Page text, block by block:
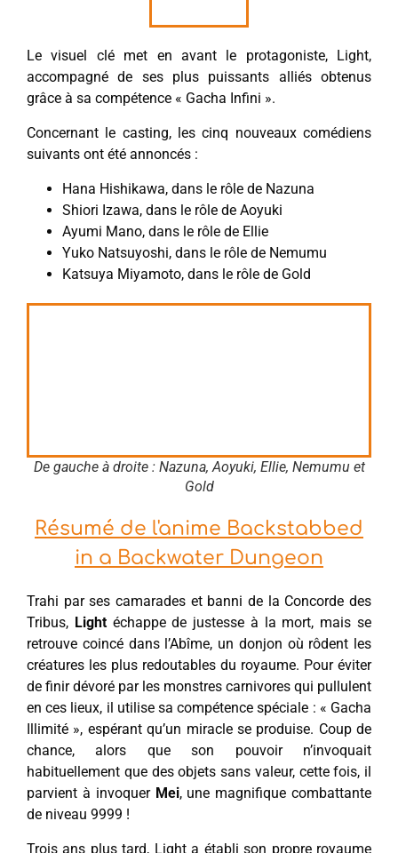
Le visuel clé met en avant le protagoniste, Light,
accompagné de ses plus puissants alliés obtenus
grâce à sa compétence « Gacha Infini ».
Concernant le casting, les cinq nouveaux comédiens
suivants ont été annoncés :
Hana Hishikawa, dans le rôle de Nazuna
Shiori Izawa, dans le rôle de Aoyuki
Ayumi Mano, dans le rôle de Ellie
Yuko Natsuyoshi, dans le rôle de Nemumu
Katsuya Miyamoto, dans le rôle de Gold
De gauche à droite : Nazuna, Aoyuki, Ellie, Nemumu et
Gold
Résumé de l'anime Backstabbed
in a Backwater Dungeon
Trahi par ses camarades et banni de la Concorde des
Tribus, Lightéchappe de justesse à la mort, mais se
retrouve coincé dans l’Abîme, un donjon où rôdent les
créatures les plus redoutables du royaume. Pour éviter
de finir dévoré par les monstres carnivores qui pullulent
en ces lieux, il utilise sa compétence spéciale : « Gacha
Illimité », espérant qu’un miracle se produise. Coup de
chance, alors que son pouvoir n’invoquait
habituellement que des objets sans valeur, cette fois, il
parvient à invoquer Mei, une magnifique combattante
de niveau 9999 !
Trois ans plus tard, Light a établi son propre royaume